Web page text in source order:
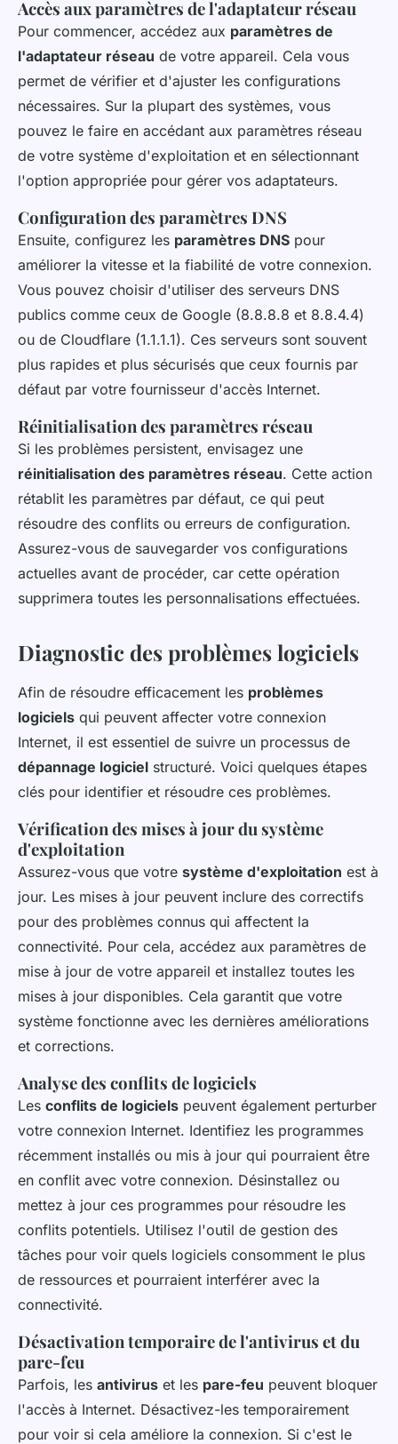
Accès aux paramètres de l'adaptateur réseau
Pour commencer, accédez aux paramètres de
l'adaptateur réseau de votre appareil. Cela vous
permet de vérifier et d'ajuster les configurations
nécessaires. Sur la plupart des systèmes, vous
pouvez le faire en accédant aux paramètres réseau
de votre système d'exploitation et en sélectionnant
l'option appropriée pour gérer vos adaptateurs.
Configuration des paramètres DNS
Ensuite, configurez les paramètres DNS pour
améliorer la vitesse et la fiabilité de votre connexion.
Vous pouvez choisir d'utiliser des serveurs DNS
publics comme ceux de Google (8.8.8.8 et 8.8.4.4)
ou de Cloudflare (1.1.1.1). Ces serveurs sont souvent
plus rapides et plus sécurisés que ceux fournis par
défaut par votre fournisseur d'accès Internet.
Réinitialisation des paramètres réseau
Si les problèmes persistent, envisagez une
réinitialisation des paramètres réseau. Cette action
rétablit les paramètres par défaut, ce qui peut
résoudre des conflits ou erreurs de configuration.
Assurez-vous de sauvegarder vos configurations
actuelles avant de procéder, car cette opération
supprimera toutes les personnalisations effectuées.
Diagnostic des problèmes logiciels
Afin de résoudre efficacement les problèmes
logiciels qui peuvent affecter votre connexion
Internet, il est essentiel de suivre un processus de
dépannage logiciel structuré. Voici quelques étapes
clés pour identifier et résoudre ces problèmes.
Vérification des mises à jour du système
d'exploitation
Assurez-vous que votre système d'exploitation est à
jour. Les mises à jour peuvent inclure des correctifs
pour des problèmes connus qui affectent la
connectivité. Pour cela, accédez aux paramètres de
mise à jour de votre appareil et installez toutes les
mises à jour disponibles. Cela garantit que votre
système fonctionne avec les dernières améliorations
et corrections.
Analyse des conflits de logiciels
Les conflits de logiciels peuvent également perturber
votre connexion Internet. Identifiez les programmes
récemment installés ou mis à jour qui pourraient être
en conflit avec votre connexion. Désinstallez ou
mettez à jour ces programmes pour résoudre les
conflits potentiels. Utilisez l'outil de gestion des
tâches pour voir quels logiciels consomment le plus
de ressources et pourraient interférer avec la
connectivité.
Désactivation temporaire de l'antivirus et du
pare-feu
Parfois, les antivirus et les pare-feu peuvent bloquer
l'accès à Internet. Désactivez-les temporairement
pour voir si cela améliore la connexion. Si c'est le